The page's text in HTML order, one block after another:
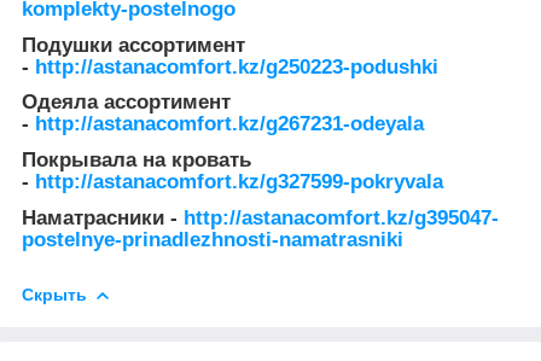
komplekty-postelnogo
Подушки ассортимент
- http://astanacomfort.kz/g250223-podushki
Одеяла ассортимент
- http://astanacomfort.kz/g267231-odeyala
Покрывала на кровать
- http://astanacomfort.kz/g327599-pokryvala
Наматрасники - http://astanacomfort.kz/g395047-
postelnye-prinadlezhnosti-namatrasniki
Скрыть